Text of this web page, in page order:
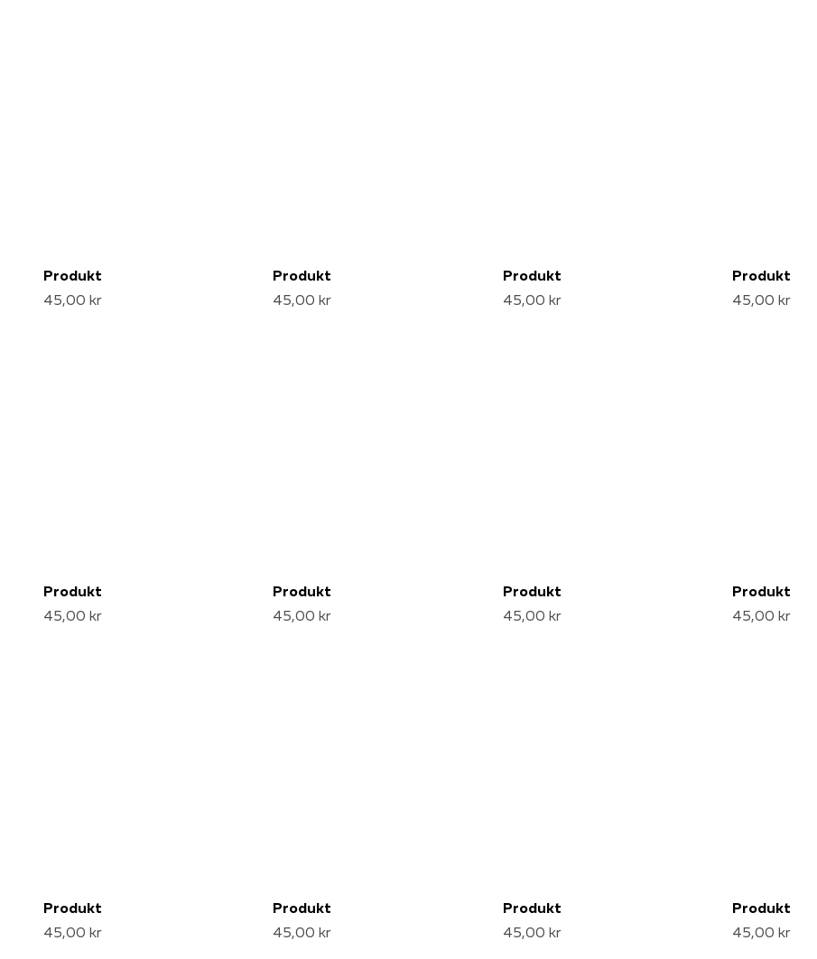
Produkt
45,00 kr
Produkt
45,00 kr
Produkt
45,00 kr
Produkt
45,00 kr
Produkt
45,00 kr
Produkt
45,00 kr
Produkt
45,00 kr
Produkt
45,00 kr
Produkt
45,00 kr
Produkt
45,00 kr
Produkt
45,00 kr
Produkt
45,00 kr